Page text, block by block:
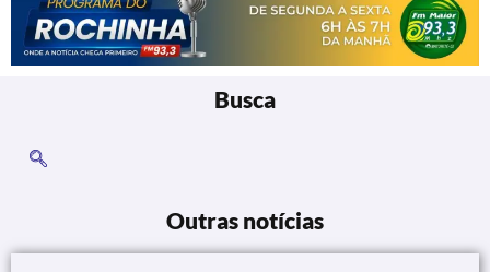
Busca
Outras notícias